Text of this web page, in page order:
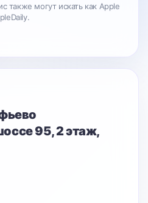
также могут искать как Apple
95, 2 этаж,